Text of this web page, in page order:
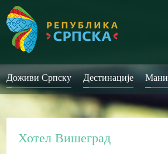
Доживи Српску Дестинације
Хотел Вишеград